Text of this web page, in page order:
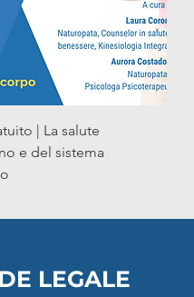
| La salute
e del sistema
LEGALE